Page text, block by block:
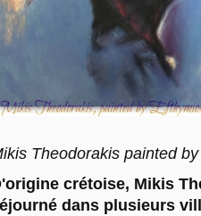
Theodorakis painted
crétoise, Mikis
dans plusieurs